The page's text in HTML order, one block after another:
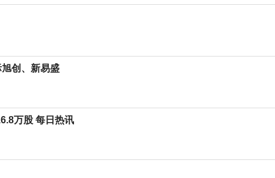
创、新易盛
万股 每日热讯